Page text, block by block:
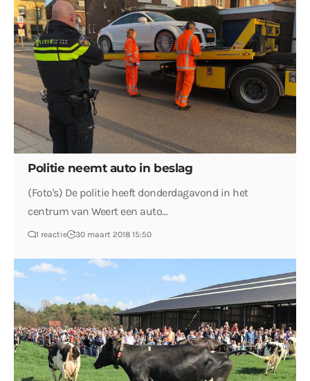
Politie neemt auto in beslag
(Foto's) De politie heeft donderdagavond in het
centrum van Weert een auto…
1 reactie 30 maart 2018 15:50